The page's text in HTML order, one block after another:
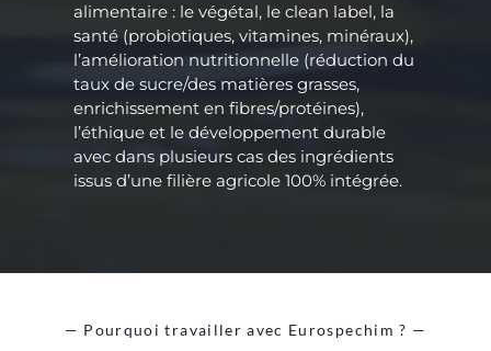
alimentaire : le végétal, le clean label, la
santé (probiotiques, vitamines, minéraux),
l’amélioration nutritionnelle (réduction du
taux de sucre/des matières grasses,
enrichissement en fibres/protéines),
l’éthique et le développement durable
avec dans plusieurs cas des ingrédients
issus d’une filière agricole 100% intégrée.
— Pourquoi travailler avec Eurospechim ? —